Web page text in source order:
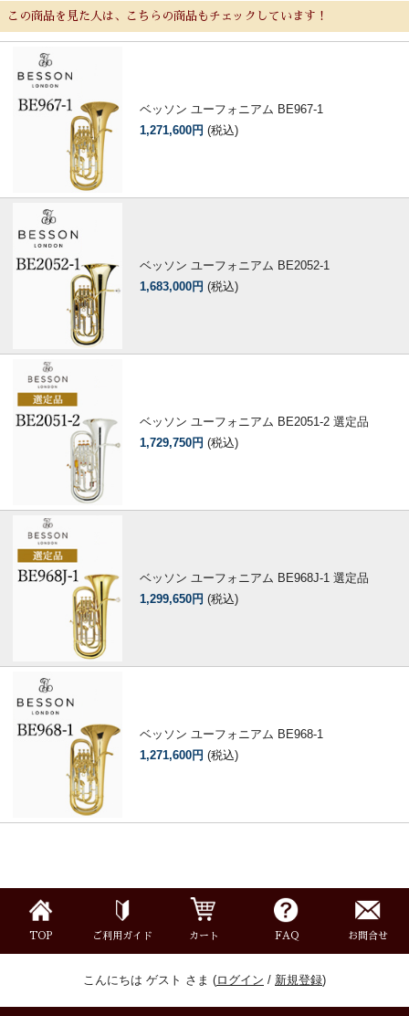
この商品を見た人は、こちらの商品もチェックしています！
ベッソン ユーフォニアム BE967-1
1,271,600円 (税込)
ベッソン ユーフォニアム BE2052-1
1,683,000円 (税込)
ベッソン ユーフォニアム BE2051-2 選定品
1,729,750円 (税込)
ベッソン ユーフォニアム BE968J-1 選定品
1,299,650円 (税込)
ベッソン ユーフォニアム BE968-1
1,271,600円 (税込)
TOP ご利用ガイド カート FAQ お問合せ
こんにちは ゲスト さま (ログイン / 新規登録)